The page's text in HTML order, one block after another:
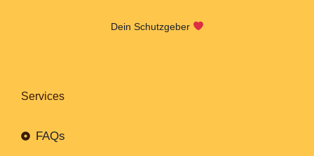
Dein Schutzgeber
Services
FAQs